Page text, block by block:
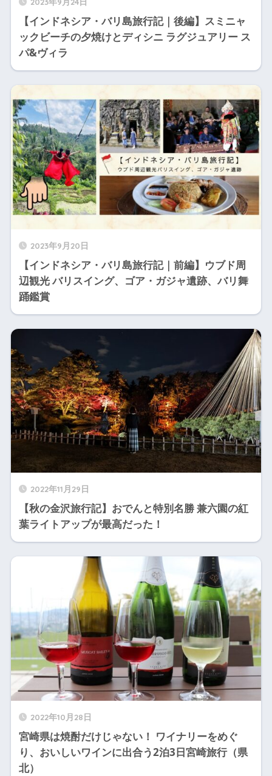
【インドネシア・バリ島旅行記｜後編】スミニャ
ックビーチの夕焼けとディシニ ラグジュアリー ス
パ&ヴィラ
2023年9月20日
【インドネシア・バリ島旅行記｜前編】ウブド周
辺観光 バリスイング、ゴア・ガジャ遺跡、バリ舞
踊鑑賞
2022年11月29日
【秋の金沢旅行記】おでんと特別名勝 兼六園の紅
葉ライトアップが最高だった！
2022年10月28日
宮崎県は焼酎だけじゃない！ ワイナリーをめぐ
り、おいしいワインに出合う2泊3日宮崎旅行（県
北）